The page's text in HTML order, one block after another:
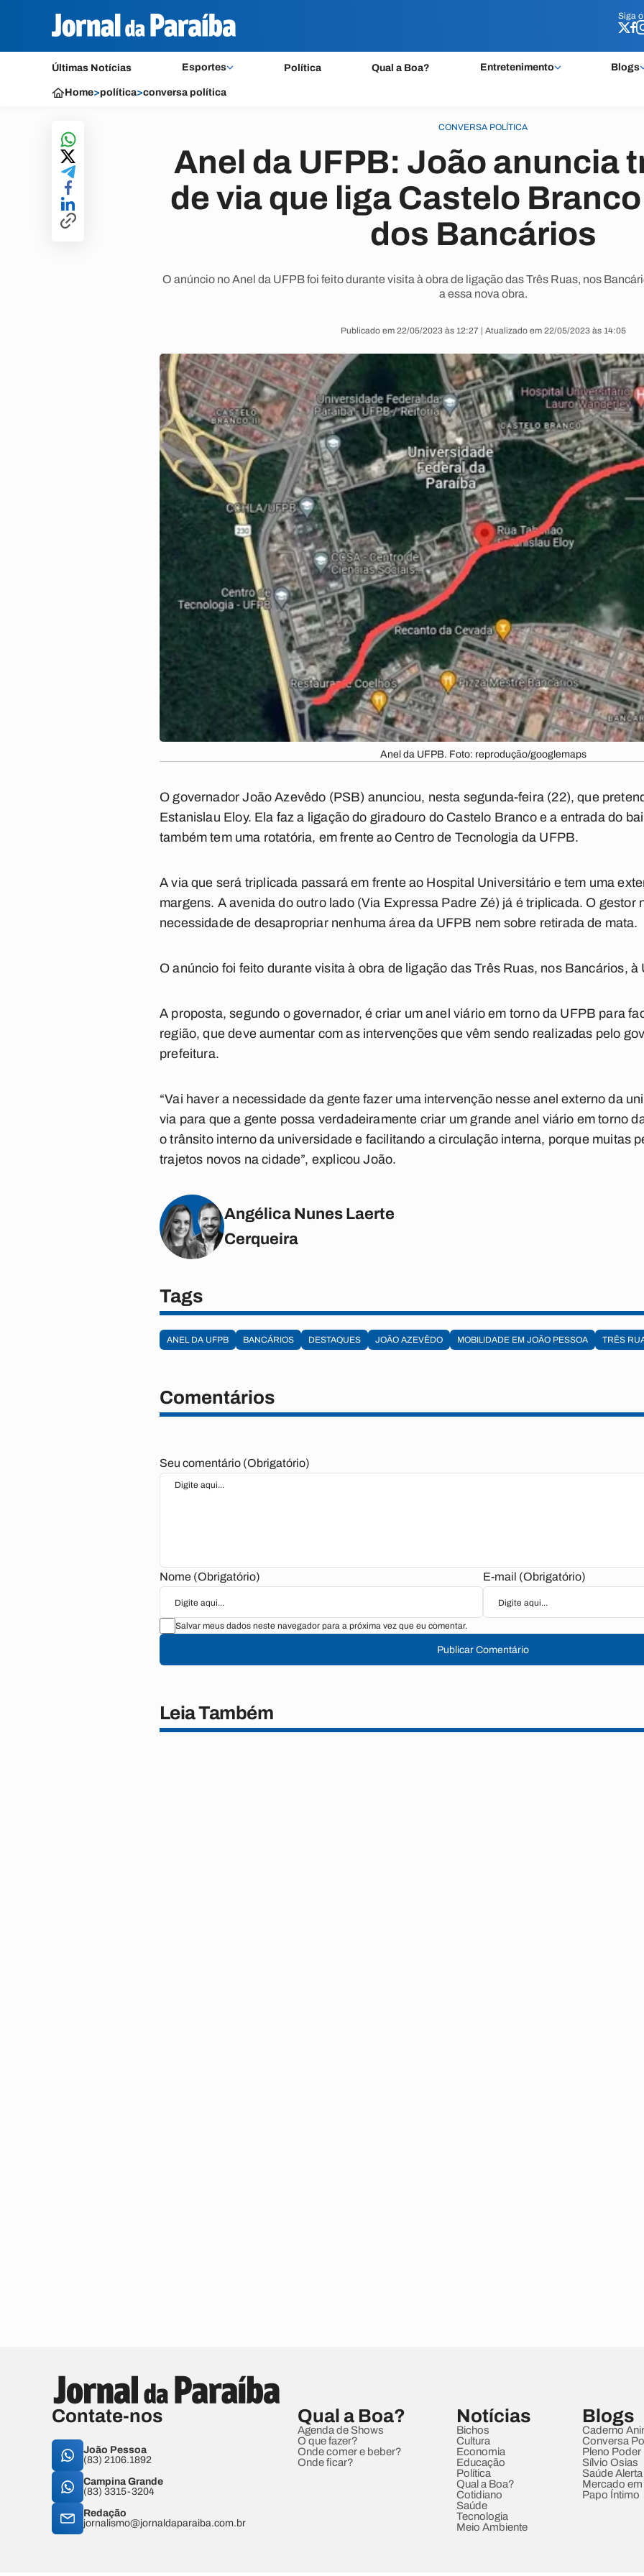
Siga
Últimas Notícias Esportes Política Qual a Boa? Entretenimento Blogs
Siga
Home>política>conversa política
CONVERSA POLÍTICA
Anel da UFPB: João anuncia
de via que liga Castelo
dos Bancários
O anúncio no Anel da UFPB foi feito durante visita à obra de ligação das Três Ruas, nos
a essa nova obra.
Publicado em 22/05/2023 às 12:27 | Atualizado em 22/05/2023 às 14:05
Anel da UFPB. Foto: reprodução/googlemaps
O governador João Azevêdo (PSB) anunciou, nesta segunda-feira (22), que
Estanislau Eloy. Ela faz a ligação do giradouro do Castelo Branco e a entrada do
também tem uma rotatória, em frente ao Centro de Tecnologia da UFPB.
A via que será triplicada passará em frente ao Hospital Universitário e tem uma
margens. A avenida do outro lado (Via Expressa Padre Zé) já é triplicada. O gestor
necessidade de desapropriar nenhuma área da UFPB nem sobre retirada de mata.
O anúncio foi feito durante visita à obra de ligação das Três Ruas, nos Bancários, à
A proposta, segundo o governador, é criar um anel viário em torno da UFPB para
região, que deve aumentar com as intervenções que vêm sendo realizadas pelo
prefeitura.
“Vai haver a necessidade da gente fazer uma intervenção nesse anel externo da
via para que a gente possa verdadeiramente criar um grande anel viário em torno
o trânsito interno da universidade e facilitando a circulação interna, porque muitas
trajetos novos na cidade”, explicou João.
Angélica Nunes Laerte
Cerqueira
Tags
ANEL DA UFPB BANCÁRIOS DESTAQUES JOÃO AZEVÊDO MOBILIDADE EM JOÃO PESSOA TRÊS
Comentários
Seu comentário (Obrigatório)
Nome (Obrigatório) E-mail (Obrigatório)
Salvar meus dados neste navegador para a próxima vez que eu comentar.
Publicar Comentário
Leia Também
Contate-nos
João Pessoa
(83) 2106.1892
Campina Grande
(83) 3315-3204
Redação
jornalismo@jornaldaparaiba.com.br
Qual a Boa?
Agenda de Shows
O que fazer?
Onde comer e beber?
Onde ficar?
Notícias
Bichos
Cultura
Economia
Educação
Política
Qual a Boa?
Cotidiano
Saúde
Tecnologia
Meio Ambiente
Blogs
Caderno
Conversa
Pleno Poder
Sílvio Osias
Saúde Alerta
Mercado
Papo Íntimo